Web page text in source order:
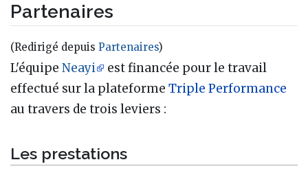
Partenaires
(Redirigé depuis Partenaires)
Aller à :navigation,rechercher
L'équipe Neayi
est financée pour le travail
effectué sur la plateforme Triple Performance
au travers de trois leviers :
Les prestations